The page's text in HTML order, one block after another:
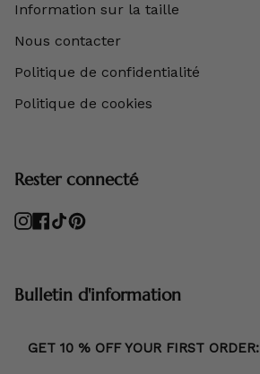
Information sur la taille
Nous contacter
Politique de confidentialité
Politique de cookies
Rester connecté
Instagram
Facebook
TikTokPinterest
Bulletin d'information
GET 10 % OFF YOUR FIRST ORDER: